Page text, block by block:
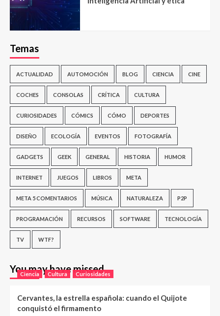
Temas
ACTUALIDAD AUTOMOCIÓN BLOG CIENCIA CINE
COCHES CONSOLAS CRÍTICA CULTURA
CURIOSIDADES CÓMICS CÓMO DEPORTES
DISEÑO ECOLOGÍA EVENTOS FOTOGRAFÍA
GADGETS GEEK GENERAL HISTORIA HUMOR
INTERNET JUEGOS LIBROS META
META 5 COMENTARIOS MÚSICA NATURALEZA P2P
PROGRAMACIÓN RECURSOS SOFTWARE TECNOLOGÍA
TV WTF?
You may have missed
Ciencia Cultura Curiosidades
Cervantes, la estrella española: cuando el Quijote
conquistó el firmamento